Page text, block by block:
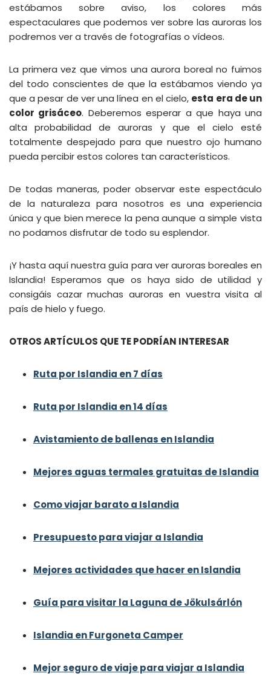
estábamos sobre aviso, los colores más
espectaculares que podemos ver sobre las auroras los
podremos ver a través de fotografías o vídeos.
La primera vez que vimos una aurora boreal no fuimos
del todo conscientes de que la estábamos viendo ya
que a pesar de ver una línea en el cielo, esta era de un
color grisáceo. Deberemos esperar a que haya una
alta probabilidad de auroras y que el cielo esté
totalmente despejado para que nuestro ojo humano
pueda percibir estos colores tan característicos.
De todas maneras, poder observar este espectáculo
de la naturaleza para nosotros es una experiencia
única y que bien merece la pena aunque a simple vista
no podamos disfrutar de todo su esplendor.
¡Y hasta aquí nuestra guía para ver auroras boreales en
Islandia! Esperamos que os haya sido de utilidad y
consigáis cazar muchas auroras en vuestra visita al
país de hielo y fuego.
OTROS ARTÍCULOS QUE TE PODRÍAN INTERESAR
Ruta por Islandia en 7 días
Ruta por Islandia en 14 días
Avistamiento de ballenas en Islandia
Mejores aguas termales gratuitas de Islandia
Como viajar barato a Islandia
Presupuesto para viajar a Islandia
Mejores actividades que hacer en Islandia
Guía para visitar la Laguna de Jökulsárlón
Islandia en Furgoneta Camper
Mejor seguro de viaje para viajar a Islandia